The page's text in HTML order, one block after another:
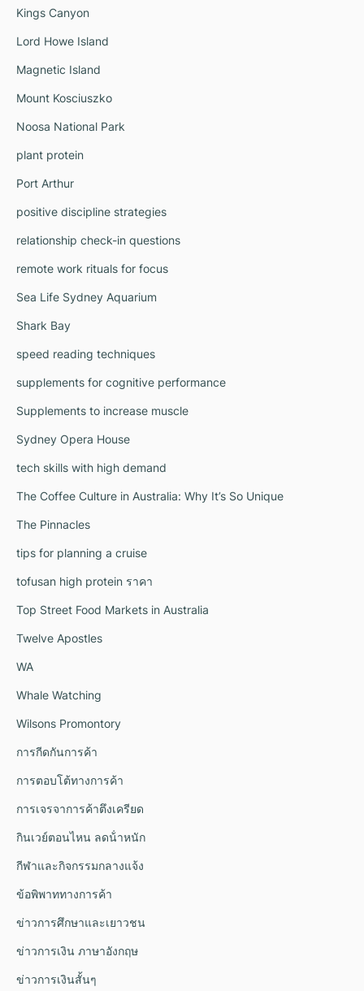
Kings Canyon
Lord Howe Island
Magnetic Island
Mount Kosciuszko
Noosa National Park
plant protein
Port Arthur
positive discipline strategies
relationship check-in questions
remote work rituals for focus
Sea Life Sydney Aquarium
Shark Bay
speed reading techniques
supplements for cognitive performance
Supplements to increase muscle
Sydney Opera House
tech skills with high demand
The Coffee Culture in Australia: Why It’s So Unique
The Pinnacles
tips for planning a cruise
tofusan high protein ราคา
Top Street Food Markets in Australia
Twelve Apostles
WA
Whale Watching
Wilsons Promontory
การกีดกันการค้า
การตอบโต้ทางการค้า
การเจรจาการค้าตึงเครียด
กินเวย์ตอนไหน ลดน้ําหนัก
กีฬาและกิจกรรมกลางแจ้ง
ข้อพิพาททางการค้า
ข่าวการศึกษาและเยาวชน
ข่าวการเงิน ภาษาอังกฤษ
ข่าวการเงินสั้นๆ